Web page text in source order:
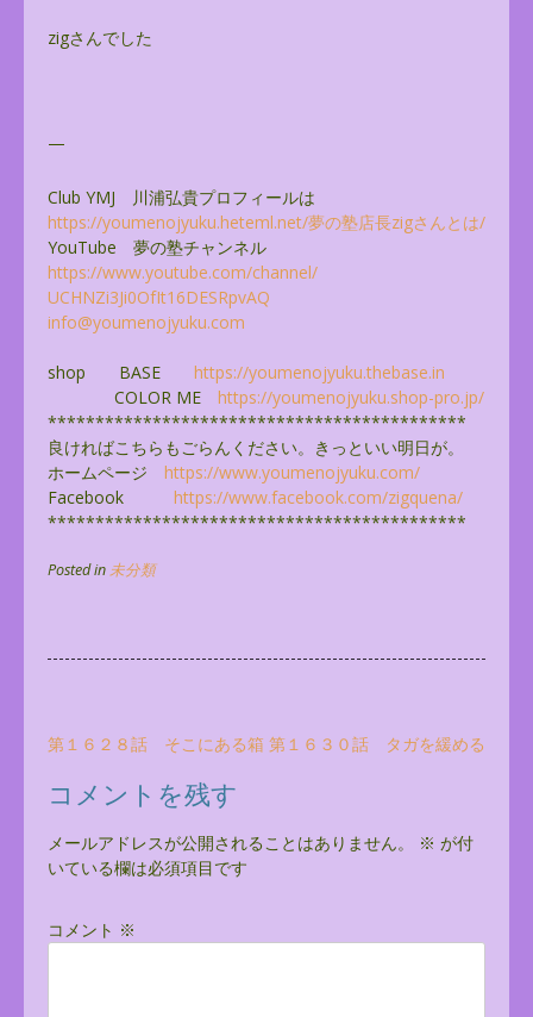
zigさんでした
—
Club YMJ 川浦弘貴プロフィールは
https://youmenojyuku.heteml.net/夢の塾店長zigさんとは/
YouTube 夢の塾チャンネル
https://www.youtube.com/channel/
UCHNZi3Ji0OfIt16DESRpvAQ
info@youmenojyuku.com
shop BASE https://youmenojyuku.thebase.in
COLOR ME https://youmenojyuku.shop-pro.jp/
********************************************
良ければこちらもごらんください。きっといい明日が。
ホームページ https://www.youmenojyuku.com/
Facebook https://www.facebook.com/zigquena/
********************************************
Posted in未分類
投
稿
ナ
ビ
ゲ
ー
シ
第１６２８話 そこにある箱 第１６３０話 タガを緩める
コメントを残す
メールアドレスが公開されることはありません。 ※ が付
いている欄は必須項目です
コメント ※